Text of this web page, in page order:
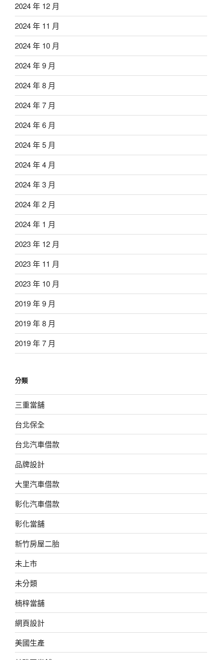
2024 年 12 月
2024 年 11 月
2024 年 10 月
2024 年 9 月
2024 年 8 月
2024 年 7 月
2024 年 6 月
2024 年 5 月
2024 年 4 月
2024 年 3 月
2024 年 2 月
2024 年 1 月
2023 年 12 月
2023 年 11 月
2023 年 10 月
2019 年 9 月
2019 年 8 月
2019 年 7 月
分類
三重當舖
台北保全
台北汽車借款
品牌設計
大里汽車借款
彰化汽車借款
彰化當舖
新竹房屋二胎
未上市
未分類
楠梓當舖
網頁設計
美國生產